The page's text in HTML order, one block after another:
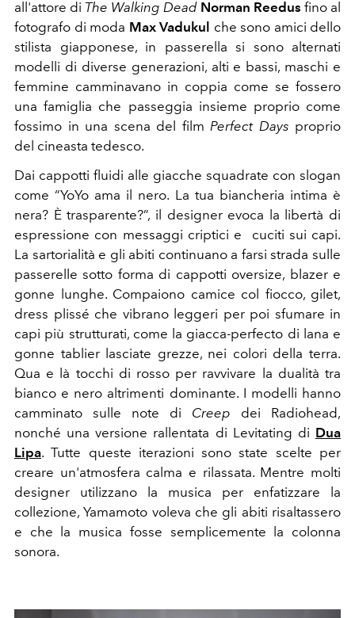
all'attore di The Walking Dead Norman Reedus fino al
fotografo di moda Max Vadukul che sono amici dello
stilista giapponese, in passerella si sono alternati
modelli di diverse generazioni, alti e bassi, maschi e
femmine camminavano in coppia come se fossero
una famiglia che passeggia insieme proprio come
fossimo in una scena del film Perfect Days proprio
del cineasta tedesco.
Dai cappotti fluidi alle giacche squadrate con slogan
come “YoYo ama il nero. La tua biancheria intima è
nera? È trasparente?”, il designer evoca la libertà di
espressione con messaggi criptici e cuciti sui capi.
La sartorialità e gli abiti continuano a farsi strada sulle
passerelle sotto forma di cappotti oversize, blazer e
gonne lunghe. Compaiono camice col fiocco, gilet,
dress plissé che vibrano leggeri per poi sfumare in
capi più strutturati, come la giacca-perfecto di lana e
gonne tablier lasciate grezze, nei colori della terra.
Qua e là tocchi di rosso per ravvivare la dualità tra
bianco e nero altrimenti dominante. I modelli hanno
camminato sulle note di Creep dei Radiohead,
nonché una versione rallentata di Levitating di Dua
Lipa. Tutte queste iterazioni sono state scelte per
creare un'atmosfera calma e rilassata. Mentre molti
designer utilizzano la musica per enfatizzare la
collezione, Yamamoto voleva che gli abiti risaltassero
e che la musica fosse semplicemente la colonna
sonora.